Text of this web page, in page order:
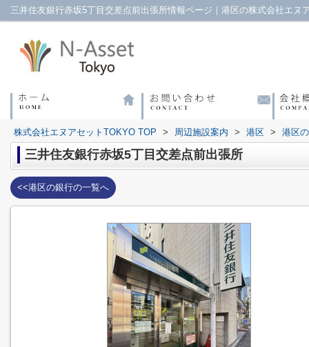
三井住友銀行赤坂5丁目交差点前出張所情報ページ｜港区の株式会社エヌ
株式会社エヌアセットTOKYO TOP > 周辺施設案内 > 港区 > 港区
三井住友銀行赤坂5丁目交差点前出張所
<<港区の銀行の一覧へ